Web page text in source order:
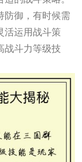
防御，有时候需
活运用战斗策
战斗力等级技